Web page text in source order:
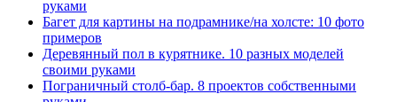
руками
Багет для картины на подрамнике/на холсте: 10 фото
примеров
Деревянный пол в курятнике. 10 разных моделей
своими руками
Пограничный столб-бар. 8 проектов собственными